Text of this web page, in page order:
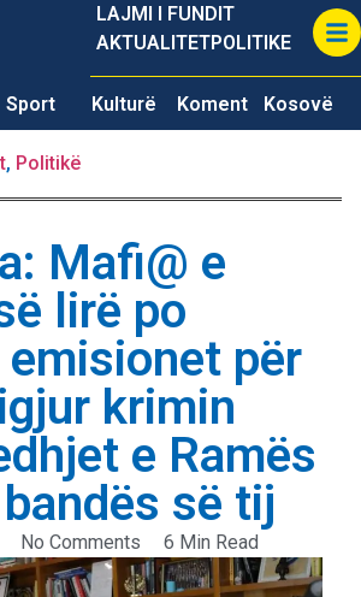
LAJMI I FUNDIT
AKTUALITETPOLITIKE
Sport Kulturë Koment Kosovë
, Politikë
Mafi@ e
lirë po
emisionet për
krimin
e Ramës
së tij
No Comments 6 Min Read